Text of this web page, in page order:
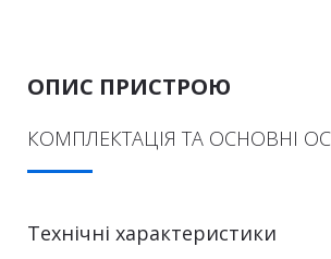
ОПИС ПРИСТРОЮ
КОМПЛЕКТАЦІЯ ТА ОСНОВНІ
Технічні характеристики